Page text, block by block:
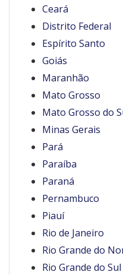
Ceará
Distrito Federal
Espírito Santo
Goiás
Maranhão
Mato Grosso
Mato Grosso do
Minas Gerais
Pará
Paraíba
Paraná
Pernambuco
Piauí
Rio de Janeiro
Rio Grande do
Rio Grande do Sul